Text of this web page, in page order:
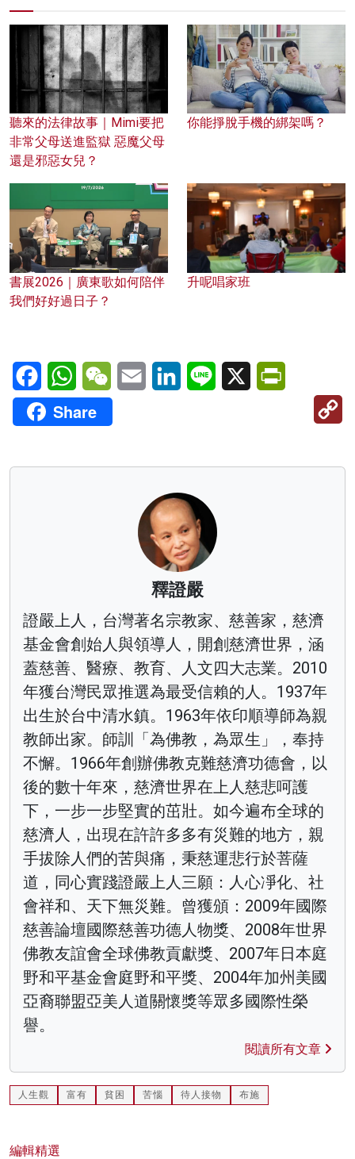
聽來的法律故事｜Mimi要把
非常父母送進監獄 惡魔父母
還是邪惡女兒？
你能掙脫手機的綁架嗎？
書展2026｜廣東歌如何陪伴
我們好好過日子？
升呢唱家班
FacebookWhatsAppWeChatEmail LinkedInLine X
Share
釋證嚴
證嚴上人，台灣著名宗教家、慈善家，慈濟
基金會創始人與領導人，開創慈濟世界，涵
蓋慈善、醫療、教育、人文四大志業。2010
年獲台灣民眾推選為最受信賴的人。1937年
出生於台中清水鎮。1963年依印順導師為親
教師出家。師訓「為佛教，為眾生」，奉持
不懈。1966年創辦佛教克難慈濟功德會，以
後的數十年來，慈濟世界在上人慈悲呵護
下，一步一步堅實的茁壯。如今遍布全球的
慈濟人，出現在許許多多有災難的地方，親
手拔除人們的苦與痛，秉慈運悲行於菩薩
道，同心實踐證嚴上人三願：人心凈化、社
會祥和、天下無災難。曾獲頒：2009年國際
慈善論壇國際慈善功德人物獎、2008年世界
佛教友誼會全球佛教貢獻獎、2007年日本庭
野和平基金會庭野和平獎、2004年加州美國
亞裔聯盟亞美人道關懷獎等眾多國際性榮
譽。
閱讀所有文章
人生觀 富有 貧困 苦惱 待人接物 布施
編輯精選